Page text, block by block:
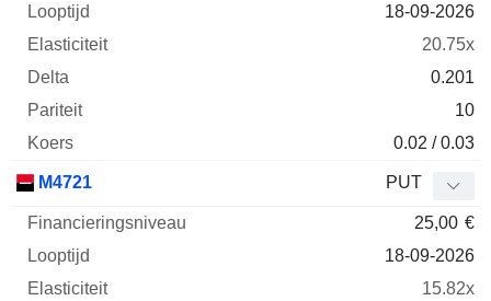
18-09-2026
20.75x
0.201
10
0.02 / 0.03
M4721 PUT
25,00 €
18-09-2026
15.82x